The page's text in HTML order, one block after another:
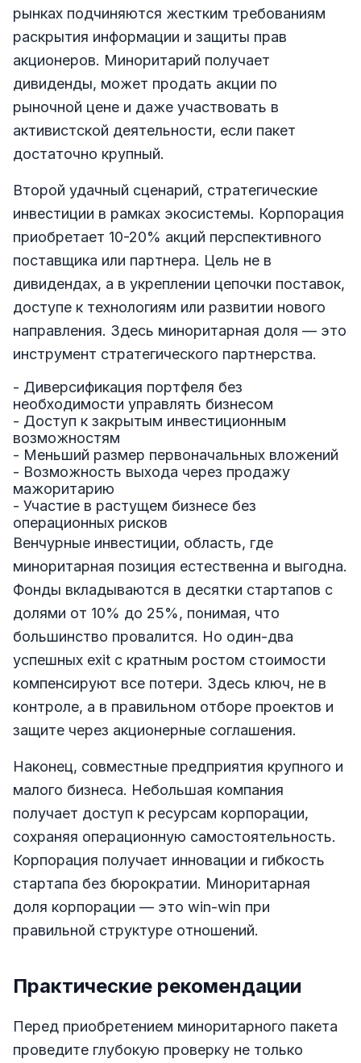
рынках подчиняются жестким требованиям
раскрытия информации и защиты прав
акционеров. Миноритарий получает
дивиденды, может продать акции по
рыночной цене и даже участвовать в
активистской деятельности, если пакет
достаточно крупный.
Второй удачный сценарий, стратегические
инвестиции в рамках экосистемы. Корпорация
приобретает 10-20% акций перспективного
поставщика или партнера. Цель не в
дивидендах, а в укреплении цепочки поставок,
доступе к технологиям или развитии нового
направления. Здесь миноритарная доля — это
инструмент стратегического партнерства.
- Диверсификация портфеля без
необходимости управлять бизнесом
- Доступ к закрытым инвестиционным
возможностям
- Меньший размер первоначальных вложений
- Возможность выхода через продажу
мажоритарию
- Участие в растущем бизнесе без
операционных рисков
Венчурные инвестиции, область, где
миноритарная позиция естественна и выгодна.
Фонды вкладываются в десятки стартапов с
долями от 10% до 25%, понимая, что
большинство провалится. Но один-два
успешных exit с кратным ростом стоимости
компенсируют все потери. Здесь ключ, не в
контроле, а в правильном отборе проектов и
защите через акционерные соглашения.
Наконец, совместные предприятия крупного и
малого бизнеса. Небольшая компания
получает доступ к ресурсам корпорации,
сохраняя операционную самостоятельность.
Корпорация получает инновации и гибкость
стартапа без бюрократии. Миноритарная
доля корпорации — это win-win при
правильной структуре отношений.
Практические рекомендации
Перед приобретением миноритарного пакета
проведите глубокую проверку не только